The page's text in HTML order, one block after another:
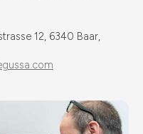
12, 6340 Baar,